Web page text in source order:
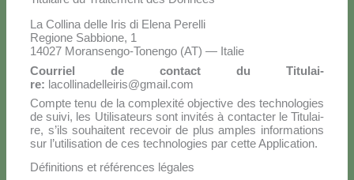
La Col­li­na del­le Iris di Ele­na Pe­rel­li
Re­gio­ne Sab­bio­ne, 1
14027 Mo­ran­sen­go-To­nen­go (AT) — Ita­lie
Cour­riel de con­tact du Ti­tu­lai­
re: lacollinadelleiris@gmail.com
Comp­te te­nu de la com­ple­xi­té ob­jec­ti­ve des tech­no­lo­gies
de sui­vi, les Uti­li­sa­teurs sont in­vi­tés à con­tac­ter le Ti­tu­lai­
re, s’ils sou­hai­tent re­ce­voir de plus am­ples in­for­ma­tions
sur l’utilisation de ces tech­no­lo­gies par cet­te Ap­pli­ca­tion.
Définitions et références légales